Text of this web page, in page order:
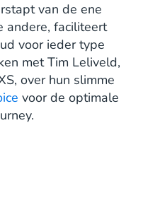
van de ene
andere, faciliteert
voor ieder type
met Tim Leliveld,
over hun slimme
voor de optimale